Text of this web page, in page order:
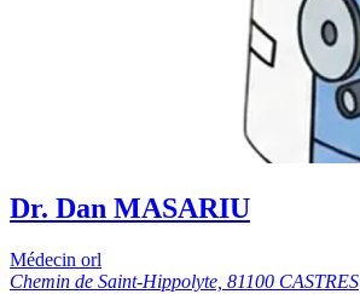
Dr. Dan MASARIU
Médecin orl
Chemin de Saint-Hippolyte, 81100 CASTRES